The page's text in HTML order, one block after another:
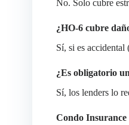
No. Solo cubre
¿HO-6 cubre
Sí, si es accidental
¿Es obligatorio
Sí, los lenders lo
Condo